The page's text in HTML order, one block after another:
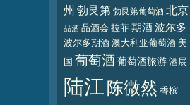
州 勃艮第勃艮第葡萄酒北京
品酒品酒会 拉菲期酒波尔多
波尔多期酒澳大利亚葡萄酒美
国 葡萄酒葡萄酒旅游酒展
陆江陈微然 香槟